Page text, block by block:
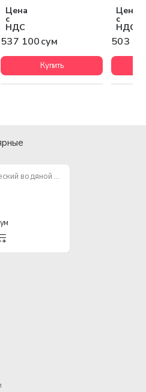
Цена
с
НДС
537 100 сум
Купить
Цена
с
НДС
503
Автоматический водяной насос EPA EVN-A/850U